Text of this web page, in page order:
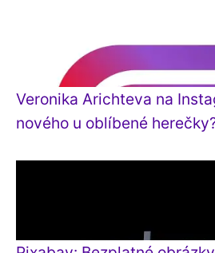
Veronika Arichteva na
nového u oblíbené